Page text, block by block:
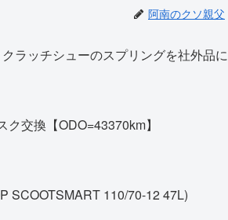
阿南のクソ親父
ラッチシューのスプリングを社外品に
交換【ODO=43370km】
SCOOTSMART 110/70-12 47L)